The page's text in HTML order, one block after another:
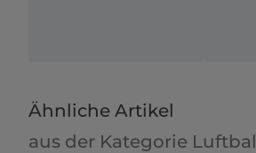
Ähnliche Artikel
aus der Kategorie